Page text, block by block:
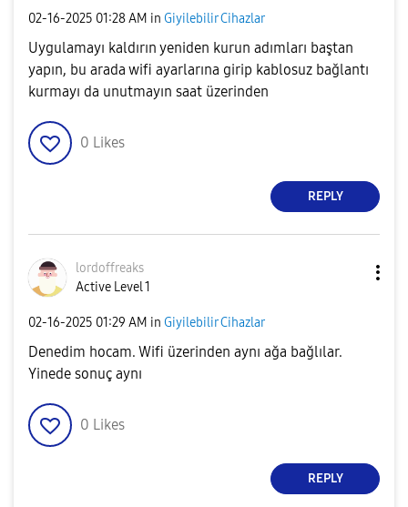
‎02-16-2025 01:28 AM in Giyilebilir Cihazlar
Uygulamayı kaldırın yeniden kurun adımları baştan
yapın, bu arada wifi ayarlarına girip kablosuz bağlantı
kurmayı da unutmayın saat üzerinden
0 Likes
REPLY
lordoffreaks
Active Level 1
‎02-16-2025 01:29 AM in Giyilebilir Cihazlar
Denedim hocam. Wifi üzerinden aynı ağa bağlılar.
Yinede sonuç aynı
0 Likes
REPLY